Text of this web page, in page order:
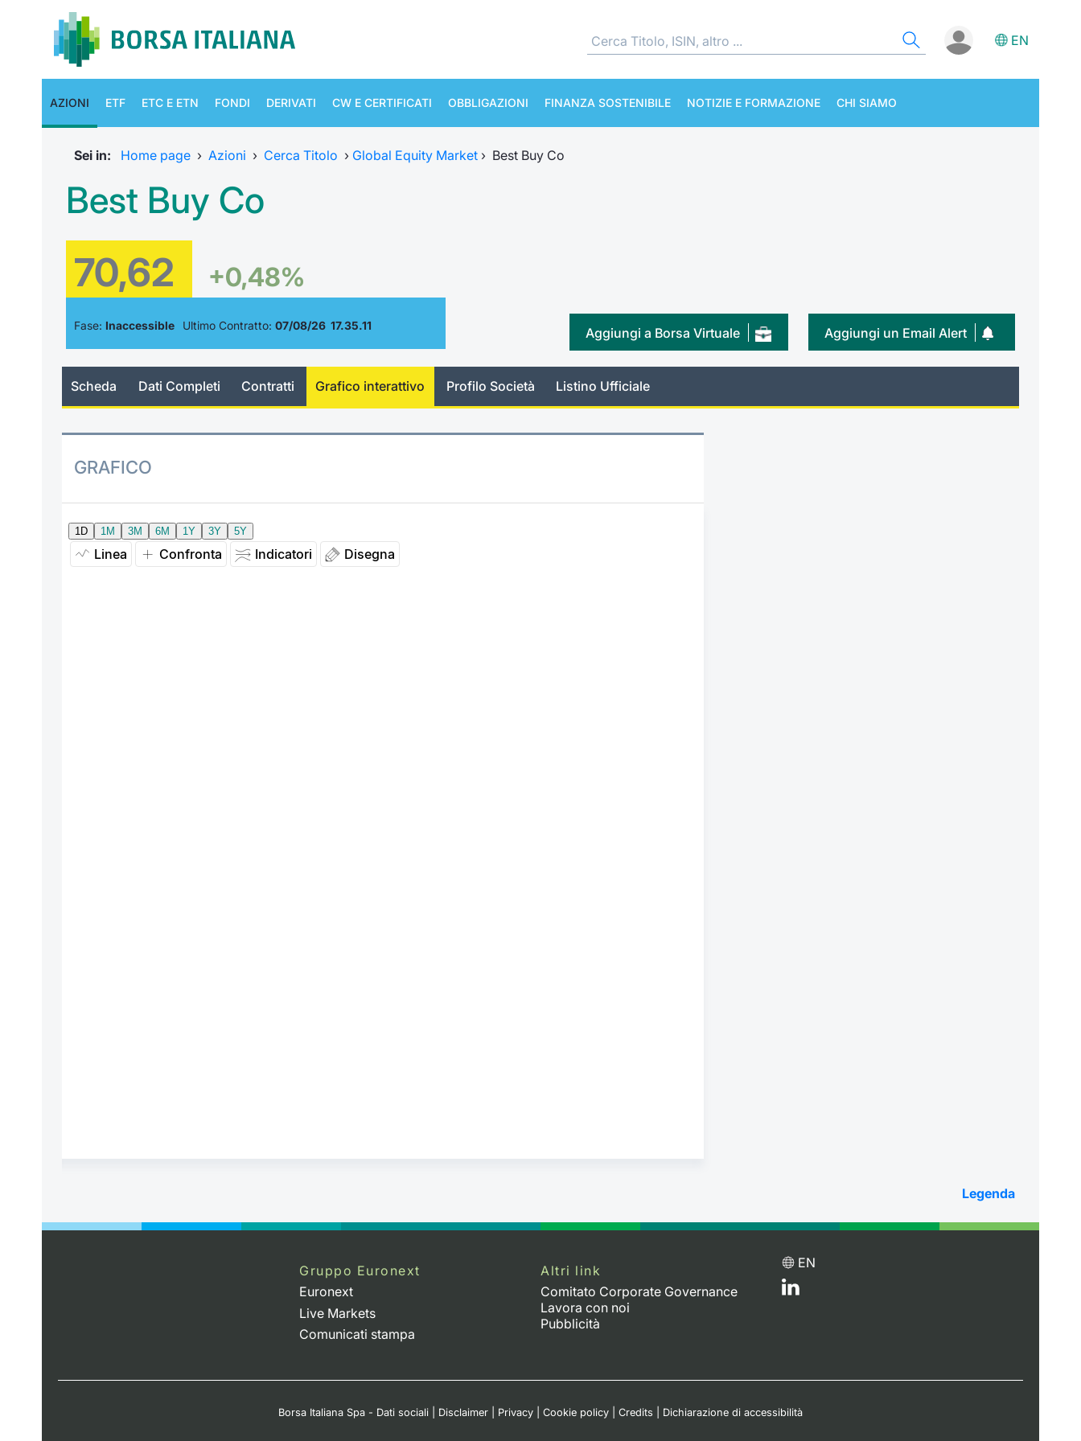
EN
AZIONI ETF ETC E ETN FONDI DERIVATI CW E CERTIFICATI OBBLIGAZIONI FINANZA SOSTENIBILE NOTIZIE E FORMAZIONE CHI SIAMO
Sei in: Home page › Azioni › Cerca Titolo › Global Equity Market › Best Buy Co
Best Buy Co
70,62 +0,48%
Fase: Inaccessible Ultimo Contratto: 07/08/26 17.35.11 Aggiungi un Email Alert
Aggiungi a Borsa Virtuale
Scheda Dati Completi Contratti Grafico interattivo Profilo Società Listino Ufficiale
GRAFICO
Legenda
Gruppo Euronext
Euronext
Live Markets
Comunicati stampa
Altri link
Comitato Corporate Governance
Lavora con noi
Pubblicità
EN
Borsa Italiana Spa - Dati sociali Disclaimer Privacy Cookie policy Credits Dichiarazione di accessibilità